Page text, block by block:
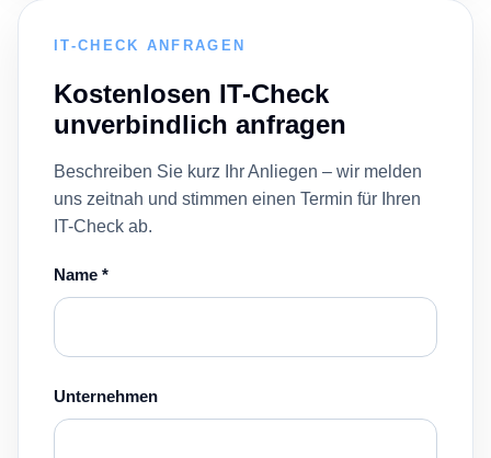
IT-CHECK ANFRAGEN
Kostenlosen IT-Check
unverbindlich anfragen
Beschreiben Sie kurz Ihr Anliegen – wir melden
uns zeitnah und stimmen einen Termin für Ihren
IT-Check ab.
Name *
Unternehmen